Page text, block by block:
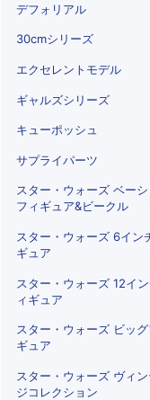
デフォリアル
30cmシリーズ
エクセレントモデル
ギャルズシリーズ
キューポッシュ
サプライパーツ
スター・ウォーズ ベーシ
フィギュア&ビークル
スター・ウォーズ 6イン
ギュア
スター・ウォーズ 12イ
ィギュア
スター・ウォーズ ビッグ
ギュア
スター・ウォーズ ヴィ
ジコレクション